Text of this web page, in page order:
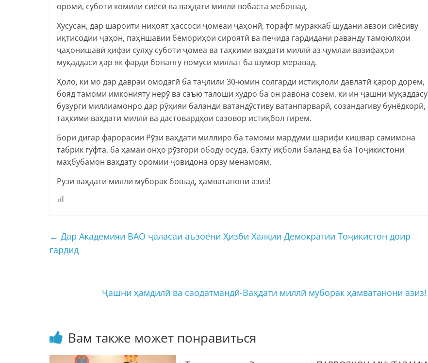
оромӣ, суботи комили сиёсӣ ва ваҳдати миллӣ вобаста мебошад.
Хусусан, дар шароити ниҳоят ҳассоси ҷомеаи ҷаҳонӣ, торафт мураккаб шудани авзои сиёсиву
иқтисодии ҷаҳон, паҳншавии бемориҳои сироятӣ ва печида гардидани раванду тамоюлҳои
ҷаҳонишавӣ ҳифзи сулҳу суботи ҷомеа ва таҳкими ваҳдати миллӣ аз ҷумлаи вазифаҳои
муқаддаси ҳар як фарди бонангу номуси миллат ба шумор меравад.
Ҳоло, ки мо дар давраи омодагӣ ба таҷлили 30-юмин солгарди истиқлоли давлатӣ қарор дорем,
бояд тамоми имконияту нерӯ ва саъю талоши худро ба он равона созем, ки ин ҷашни муқаддасу
бузурги миллиамонро дар рӯҳияи баланди ватандӯстиву ватанпарварӣ, созандагиву бунёдкорӣ,
таҳкими ваҳдати миллӣ ва дастовардҳои сазовор истиқбол гирем.
Бори дигар фарорасии Рӯзи ваҳдати миллиро ба тамоми мардуми шарифи кишвар самимона
табрик гуфта, ба ҳамаи онҳо рӯзгори ободу осуда, бахту иқболи баланд ва ба Тоҷикистони
маҳбубамон ваҳдату оромии ҷовидона орзу менамоям.
Рӯзи ваҳдати миллӣ муборак бошад, ҳамватанони азиз!
← Дар Академияи ВАО ҷаласаи аъзоёни Ҳизби Халқии Демократии Тоҷикистон доир
гардид
Ҷашни ҳамдилӣ ва саодатмандӣ-Ваҳдати миллӣ муборак ҳамватанони азиз!
Вам также может понравиться